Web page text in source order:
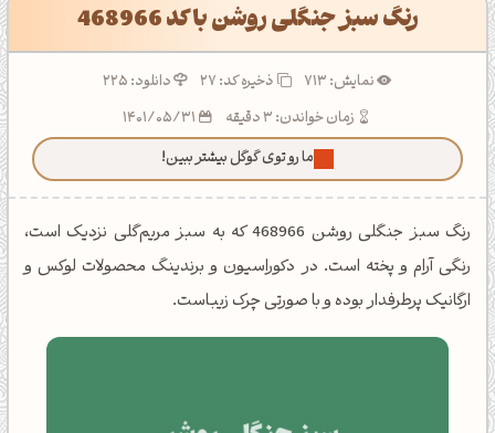
رنگ سبز جنگلی روشن با کد 468966
نمایش: 713 ذخیره کد:27
دانلود: 225
زمان خواندن: 3 دقیقه
ما رو توی گوگل بیشتر ببین!
رنگ سبز جنگلی روشن 468966 که به سبز مریم‌گلی نزدیک است،
رنگی آرام و پخته است. در دکوراسیون و برندینگ محصولات لوکس و
ارگانیک پرطرفدار بوده و با صورتی چرک زیباست.